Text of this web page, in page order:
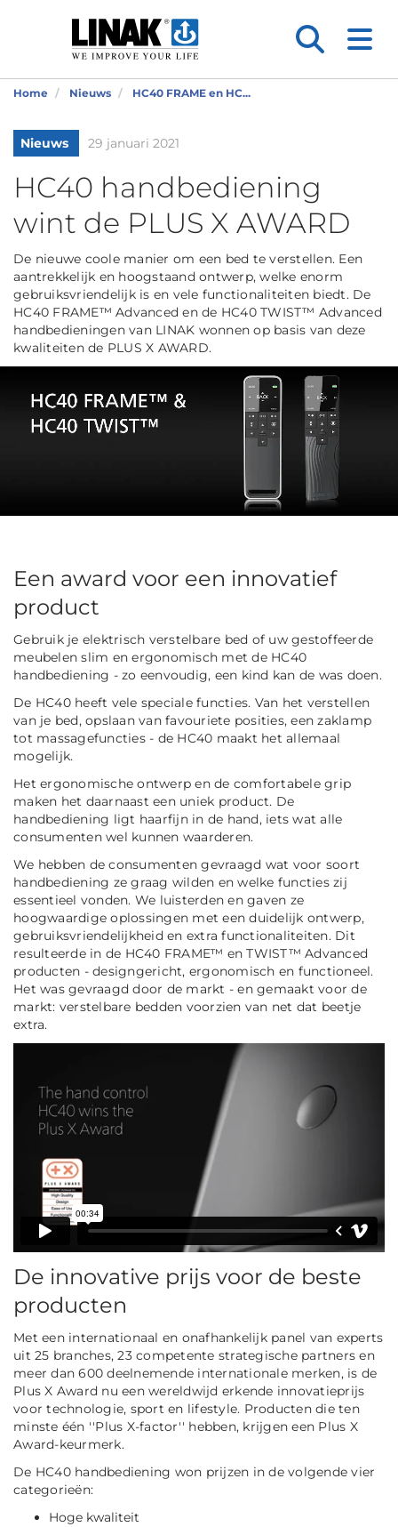
Home Nieuws HC40 FRAME en HC...
Nieuws 29 januari 2021
HC40 handbediening
wint de PLUS X AWARD
De nieuwe coole manier om een bed te verstellen. Een
aantrekkelijk en hoogstaand ontwerp, welke enorm
gebruiksvriendelijk is en vele functionaliteiten biedt. De
HC40 FRAME™ Advanced en de HC40 TWIST™ Advanced
handbedieningen van LINAK wonnen op basis van deze
kwaliteiten de PLUS X AWARD.
Een award voor een innovatief
product
Gebruik je elektrisch verstelbare bed of uw gestoffeerde
meubelen slim en ergonomisch met de HC40
handbediening - zo eenvoudig, een kind kan de was doen.
De HC40 heeft vele speciale functies. Van het verstellen
van je bed, opslaan van favouriete posities, een zaklamp
tot massagefuncties - de HC40 maakt het allemaal
mogelijk.
Het ergonomische ontwerp en de comfortabele grip
maken het daarnaast een uniek product. De
handbediening ligt haarfijn in de hand, iets wat alle
consumenten wel kunnen waarderen.
We hebben de consumenten gevraagd wat voor soort
handbediening ze graag wilden en welke functies zij
essentieel vonden. We luisterden en gaven ze
hoogwaardige oplossingen met een duidelijk ontwerp,
gebruiksvriendelijkheid en extra functionaliteiten. Dit
resulteerde in de HC40 FRAME™ en TWIST™ Advanced
producten - designgericht, ergonomisch en functioneel.
Het was gevraagd door de markt - en gemaakt voor de
markt: verstelbare bedden voorzien van net dat beetje
extra.
De innovative prijs voor de beste
producten
Met een internationaal en onafhankelijk panel van experts
uit 25 branches, 23 competente strategische partners en
meer dan 600 deelnemende internationale merken, is de
Plus X Award nu een wereldwijd erkende innovatieprijs
voor technologie, sport en lifestyle. Producten die ten
minste één ''Plus X-factor'' hebben, krijgen een Plus X
Award-keurmerk.
De HC40 handbediening won prijzen in de volgende vier
categorieën:
Hoge kwaliteit